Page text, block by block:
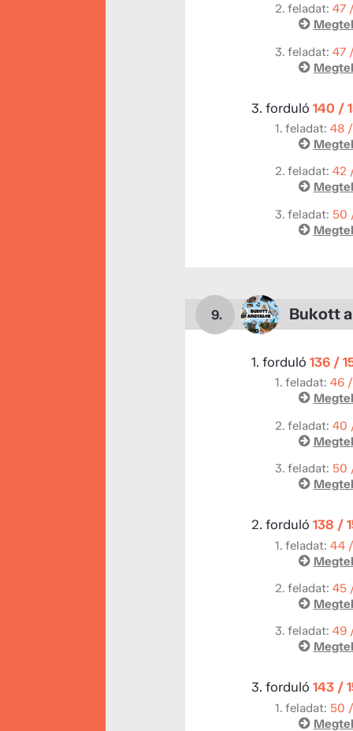
2. feladat: 47
3. feladat: 47
3. forduló 140 /
1. feladat: 48
2. feladat: 42
3. feladat: 50
9. Bukott
1. forduló 136 /
1. feladat: 46
2. feladat: 40
3. feladat: 50
2. forduló 138 /
1. feladat: 44
2. feladat: 45
3. feladat: 49
3. forduló 143 /
1. feladat: 50